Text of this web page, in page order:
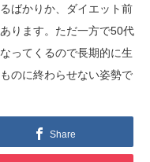
ばかりか、ダイエット前
ります。ただ一方で50代
ってくるので長期的に生
のに終わらせない姿勢で
Share